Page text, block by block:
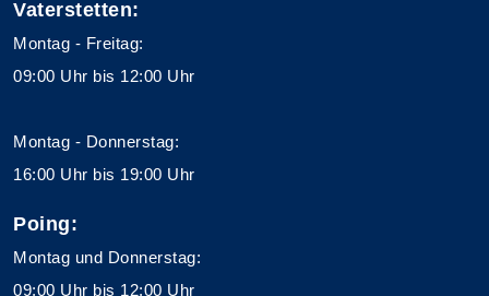
Vaterstetten:
Montag - Freitag:
09:00 Uhr bis 12:00 Uhr
Montag - Donnerstag:
16:00 Uhr bis 19:00 Uhr
Poing:
Montag und Donnerstag:
09:00 Uhr bis 12:00 Uhr